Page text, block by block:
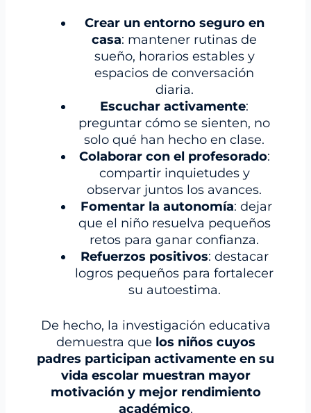
Crear un entorno seguro en
casa: mantener rutinas de
sueño, horarios estables y
espacios de conversación
diaria.
Escuchar activamente:
preguntar cómo se sienten, no
solo qué han hecho en clase.
Colaborar con el profesorado:
compartir inquietudes y
observar juntos los avances.
Fomentar la autonomía: dejar
que el niño resuelva pequeños
retos para ganar confianza.
Refuerzos positivos: destacar
logros pequeños para fortalecer
su autoestima.
De hecho, la investigación educativa
demuestra que los niños cuyos
padres participan activamente en su
vida escolar muestran mayor
motivación y mejor rendimiento
académico.